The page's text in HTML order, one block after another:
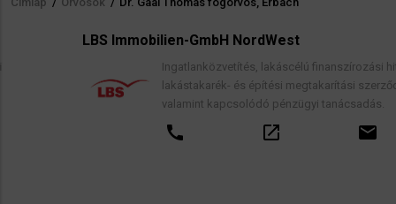
Morzsa
LBS Immobilien-GmbH NordWest
Ingatlanközvetítés, lakáscélú finanszírozási hitelek,
lakástakarék- és építési megtakarítási szerződések,
valamint kapcsolódó pénzügyi tanácsadás.